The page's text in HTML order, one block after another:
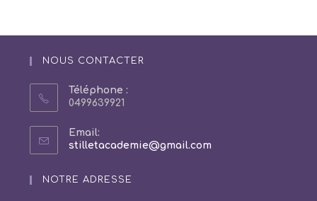
NOUS CONTACTER
Téléphone :
0499639921
Email:
stilletacademie@gmail.comS’ouvre
NOTRE ADRESSE